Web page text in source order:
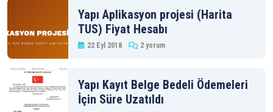
Yapı Aplikasyon projesi (Harita
TUS) Fiyat Hesabı
22 Eyl 2018 2 yorum
Yapı Kayıt Belge Bedeli Ödemeleri
İçin Süre Uzatıldı